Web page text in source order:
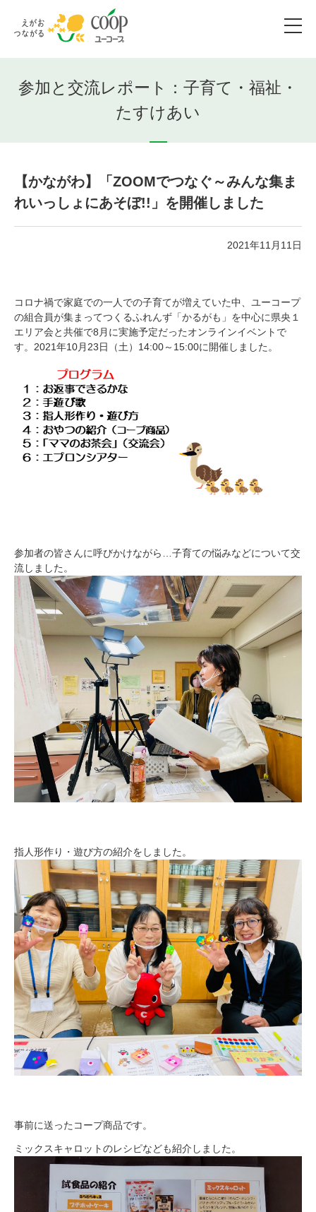
参加と交流レポート：子育て・福祉・
たすけあい
【かながわ】「ZOOMでつなぐ～みんな集ま
れいっしょにあそぼ!!」を開催しました
2021年11月11日
コロナ禍で家庭での一人での子育てが増えていた中、ユーコープ
の組合員が集まってつくるふれんず「かるがも」を中心に県央１
エリア会と共催で8月に実施予定だったオンラインイベントで
す。2021年10月23日（土）14:00～15:00に開催しました。
参加者の皆さんに呼びかけながら…子育ての悩みなどについて交
流しました。
指人形作り・遊び方の紹介をしました。
事前に送ったコープ商品です。
ミックスキャロットのレシピなども紹介しました。